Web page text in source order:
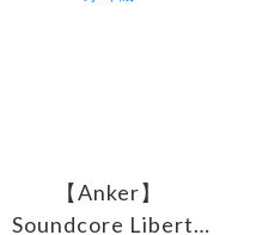
【Anker】
Soundcore Liberty